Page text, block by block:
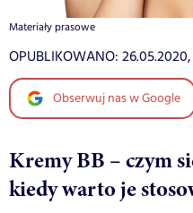
Materiały prasowe
OPUBLIKOWANO:
Obserwuj nas w Google
Kremy BB – czym
kiedy warto je